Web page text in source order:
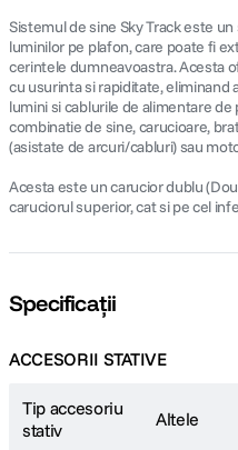
Sistemul de sine Sky Track este
luminilor pe plafon, care poate fi
cerintele dumneavoastra. Acesta
cu usurinta si rapiditate, eliminand
lumini si cablurile de alimentare
combinatie de sine, carucioare,
(asistate de arcuri/cabluri) sau
Acesta este un carucior dublu
caruciorul superior, cat si pe cel
Specificații
ACCESORII STATIVE
Tip accesoriu
stativ
Altele